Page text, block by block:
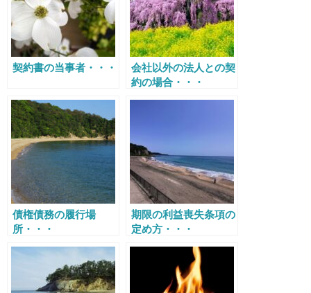
契約書の当事者・・・
会社以外の法人との契
約の場合・・・
債権債務の履行場
所・・・
期限の利益喪失条項の
定め方・・・